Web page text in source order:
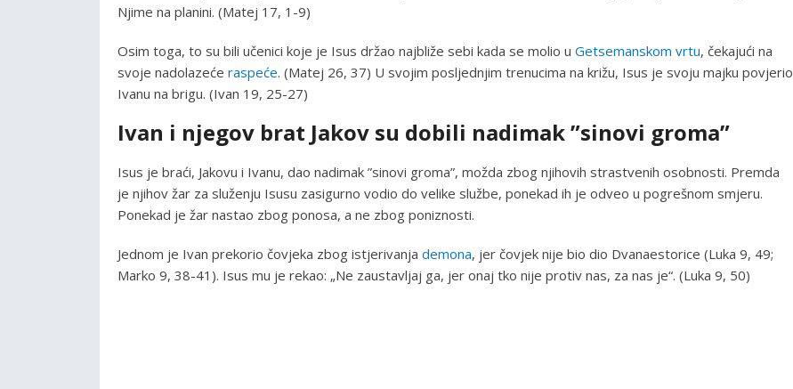
Njime na planini. (Matej 17, 1-9)
Osim toga, to su bili učenici koje je Isus držao najbliže sebi kada se molio u Getsemanskom vrtu, čekajući na
svoje nadolazeće raspeće. (Matej 26, 37) U svojim posljednjim trenucima na križu, Isus je svoju majku povjerio
Ivanu na brigu. (Ivan 19, 25-27)
Ivan i njegov brat Jakov su dobili nadimak ”sinovi groma”
Isus je braći, Jakovu i Ivanu, dao nadimak ”sinovi groma”, možda zbog njihovih strastvenih osobnosti. Premda
je njihov žar za služenju Isusu zasigurno vodio do velike službe, ponekad ih je odveo u pogrešnom smjeru.
Ponekad je žar nastao zbog ponosa, a ne zbog poniznosti.
Jednom je Ivan prekorio čovjeka zbog istjerivanja demona, jer čovjek nije bio dio Dvanaestorice (Luka 9, 49;
Marko 9, 38-41). Isus mu je rekao: „Ne zaustavljaj ga, jer onaj tko nije protiv nas, za nas je“. (Luka 9, 50)